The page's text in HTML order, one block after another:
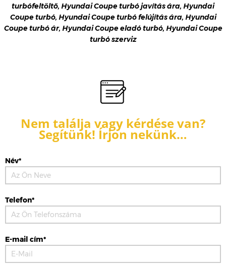
turbófeltöltő, Hyundai Coupe turbó javítás ára, Hyundai
Coupe turbó, Hyundai Coupe turbó felújítás ára, Hyundai
Coupe turbó ár, Hyundai Coupe eladó turbó, Hyundai Coupe
turbó szerviz
Nem találja vagy kérdése van?
Segítünk! Írjon nekünk…
Név*
Telefon*
E-mail cím*